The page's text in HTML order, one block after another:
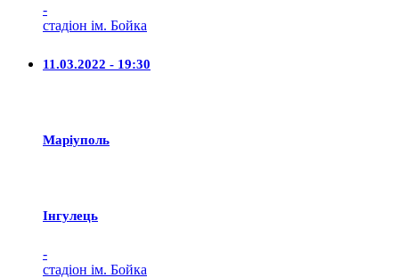
-
стадіон ім. Бойка
11.03.2022 - 19:30
Маріуполь
Iнгулець
-
стадіон ім. Бойка